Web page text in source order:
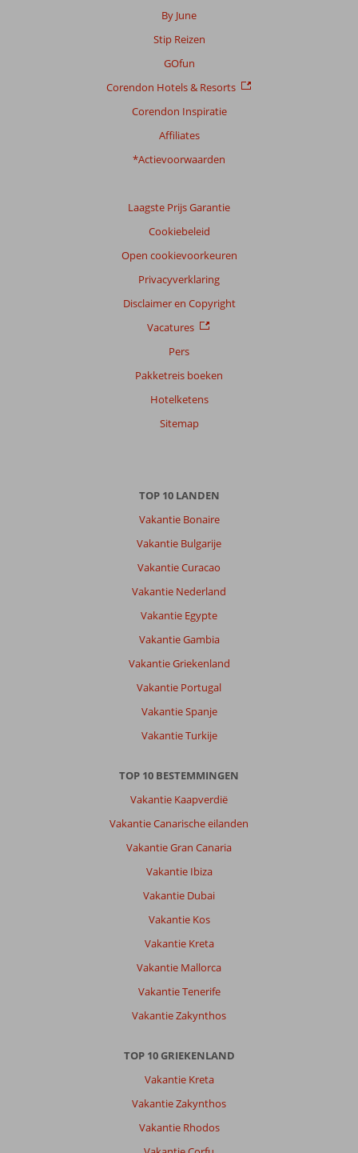
By June
Stip Reizen
GOfun
Corendon Hotels & Resorts
Corendon Inspiratie
Affiliates
*Actievoorwaarden
Laagste Prijs Garantie
Cookiebeleid
Open cookievoorkeuren
Privacyverklaring
Disclaimer en Copyright
Vacatures
Pers
Pakketreis boeken
Hotelketens
Sitemap
TOP 10 LANDEN
Vakantie Bonaire
Vakantie Bulgarije
Vakantie Curacao
Vakantie Nederland
Vakantie Egypte
Vakantie Gambia
Vakantie Griekenland
Vakantie Portugal
Vakantie Spanje
Vakantie Turkije
TOP 10 BESTEMMINGEN
Vakantie Kaapverdië
Vakantie Canarische eilanden
Vakantie Gran Canaria
Vakantie Ibiza
Vakantie Dubai
Vakantie Kos
Vakantie Kreta
Vakantie Mallorca
Vakantie Tenerife
Vakantie Zakynthos
TOP 10 GRIEKENLAND
Vakantie Kreta
Vakantie Zakynthos
Vakantie Rhodos